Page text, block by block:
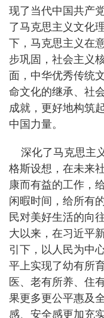
现了当代中国共产
了马克思主义文化
下，马克思主义在
步巩固，社会主义
面，中华优秀传统
命文化的继承、社
成就，更好地构筑
中国力量。
深化了马克思主
格斯设想，在未来
康而有益的工作，
闲暇时间，给所有
民对美好生活的向
大以来，在习近平
引下，以人民为中
平上实现了幼有所
医、老有所养、住
果更多更公平惠及
感、安全感更加充